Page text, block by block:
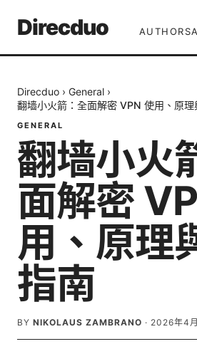
Direcduo AUTHORS
Direcduo › General ›
翻墙小火箭：全面解密 VPN 使用、原理
GENERAL
翻墙小火
面解密
用、原理
指南
BY NIKOLAUS ZAMBRANO · 2026年4